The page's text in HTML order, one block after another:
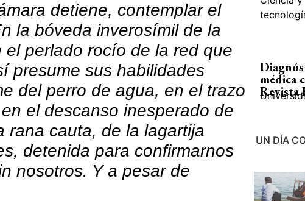
detiene, contemplar el
la bóveda inverosímil de la
perlado rocío de la red que
presume sus habilidades
del perro de agua, en el trazo
el descanso inesperado de
rana cauta, de la lagartija
detenida para confirmarnos
nosotros. Y a pesar de
médica
Revista
UN DÍA